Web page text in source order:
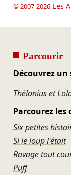
© 2007-2026Les
Parcourir
Découvrez un
Thélonius et
Parcourez les
Six petites
Si le loup l'était
Ravage tout
Puff